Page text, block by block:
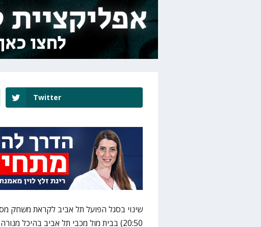
Twitter
20:50) בבית מול מכבי תל אביב בהיכל